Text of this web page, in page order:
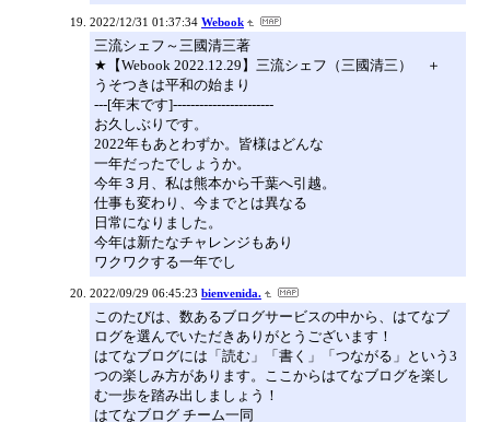
2022/12/31 01:37:34 Webook
三流シェフ～三國清三著
★【Webook 2022.12.29】三流シェフ（三國清三） ＋
うそつきは平和の始まり
---[年末です]-----------------------
お久しぶりです。
2022年もあとわずか。皆様はどんな
一年だったでしょうか。
今年３月、私は熊本から千葉へ引越。
仕事も変わり、今までとは異なる
日常になりました。
今年は新たなチャレンジもあり
ワクワクする一年でし
2022/09/29 06:45:23 bienvenida.
このたびは、数あるブログサービスの中から、はてなブ
ログを選んでいただきありがとうございます！
はてなブログには「読む」「書く」「つながる」という3
つの楽しみ方があります。ここからはてなブログを楽し
む一歩を踏み出しましょう！
はてなブログ チーム一同